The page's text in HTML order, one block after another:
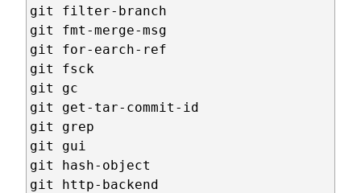
git filter-branch
git fmt-merge-msg
git for-earch-ref
git fsck
git gc
git get-tar-commit-id
git grep
git gui
git hash-object
git http-backend